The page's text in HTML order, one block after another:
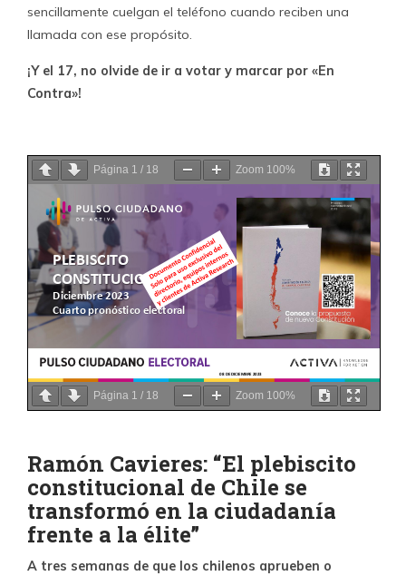
sencillamente cuelgan el teléfono cuando reciben una
llamada con ese propósito.
¡Y el 17, no olvide de ir a votar y marcar por «En
Contra»!
Página 1 / 18 Zoom 100%
Página 1 / 18 Zoom 100%
Ramón Cavieres: “El plebiscito
constitucional de Chile se
transformó en la ciudadanía
frente a la élite”
A tres semanas de que los chilenos aprueben o